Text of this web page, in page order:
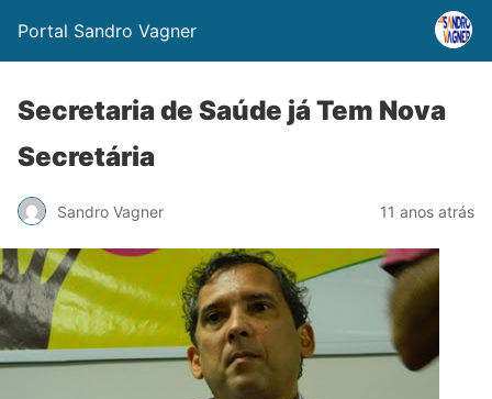
Portal Sandro Vagner
Secretaria de Saúde já Tem Nova
Secretária
Sandro Vagner 11 anos atrás